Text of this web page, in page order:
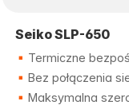
Seiko SLP-650
Termiczne
Bez połączenia
Maksymalna